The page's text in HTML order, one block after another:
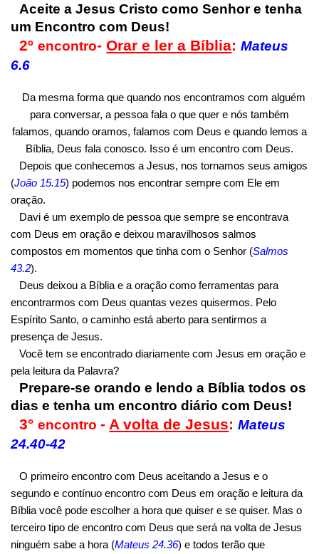
Aceite a Jesus Cristo como Senhor e tenha
um Encontro com Deus!
2ºencontro-Orar e ler a Bíblia:Mateus
6.6
Da mesma forma que quando nos encontramos com alguém
para conversar, a pessoa fala o que quer e nós também
falamos, quando oramos, falamos com Deus e quando lemos a
Bíblia, Deus fala conosco. Isso é um encontro com Deus.
Depois que conhecemos a Jesus, nos tornamos seus amigos
(João 15.15) podemos nos encontrar sempre com Ele em
oração.
Davi é um exemplo de pessoa que sempre se encontrava
com Deus em oração e deixou maravilhosos salmos
compostos em momentos que tinha com o Senhor (Salmos
43.2).
Deus deixou a Bíblia e a oração como ferramentas para
encontrarmos com Deus quantas vezes quisermos. Pelo
Espírito Santo, o caminho está aberto para sentirmos a
presença de Jesus.
Você tem se encontrado diariamente com Jesus em oração e
pela leitura da Palavra?
Prepare-se orando e lendo a Bíblia todos os
dias e tenha um encontro diário com Deus!
3°encontro- A volta de Jesus:Mateus
24.40-42
O primeiro encontro com Deus aceitando a Jesus e o
segundo e contínuo encontro com Deus em oração e leitura da
Bíblia você pode escolher a hora que quiser e se quiser. Mas o
terceiro tipo de encontro com Deus que será na volta de Jesus
ninguém sabe a hora (Mateus 24.36) e todos terão que